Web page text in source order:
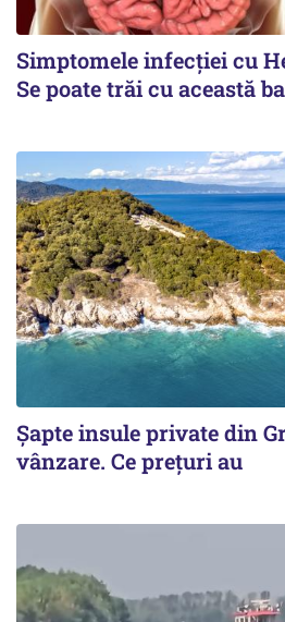
Simptomele infecției cu
Se poate trăi cu această
Șapte insule private din
vânzare. Ce prețuri au